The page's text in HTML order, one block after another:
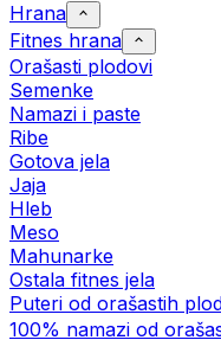
Hrana
Fitnes hrana
Orašasti plodovi
Semenke
Namazi i paste
Ribe
Gotova jela
Јаја
Hleb
Meso
Mahunarke
Ostala fitnes jela
Puteri od orašastih
100% namazi od